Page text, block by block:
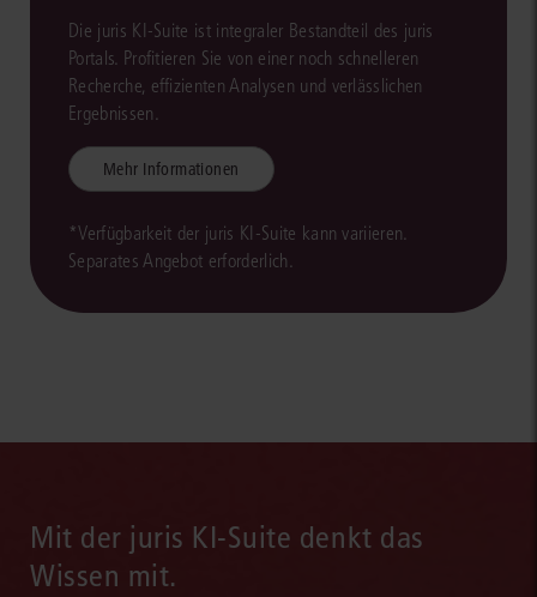
Die juris KI-Suite ist integraler Bestandteil des juris
Portals. Profitieren Sie von einer noch schnelleren
Recherche, effizienten Analysen und verlässlichen
Ergebnissen.
Mehr Informationen
*Verfügbarkeit der juris KI-Suite kann variieren.
Separates Angebot erforderlich.
Mit der juris KI-Suite denkt das
Wissen mit.